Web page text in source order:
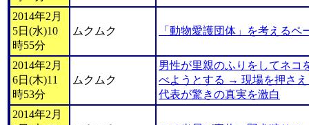
2014年2月
5日(水)10
時55分
ムクムク 「動物愛護団体」を考えるペ
2014年2月
6日(木)11
時53分
ムクムク
男性が里親のふりをしてネ
べようとする → 現場を押さ
代表が驚きの真実を激白
2014年2月